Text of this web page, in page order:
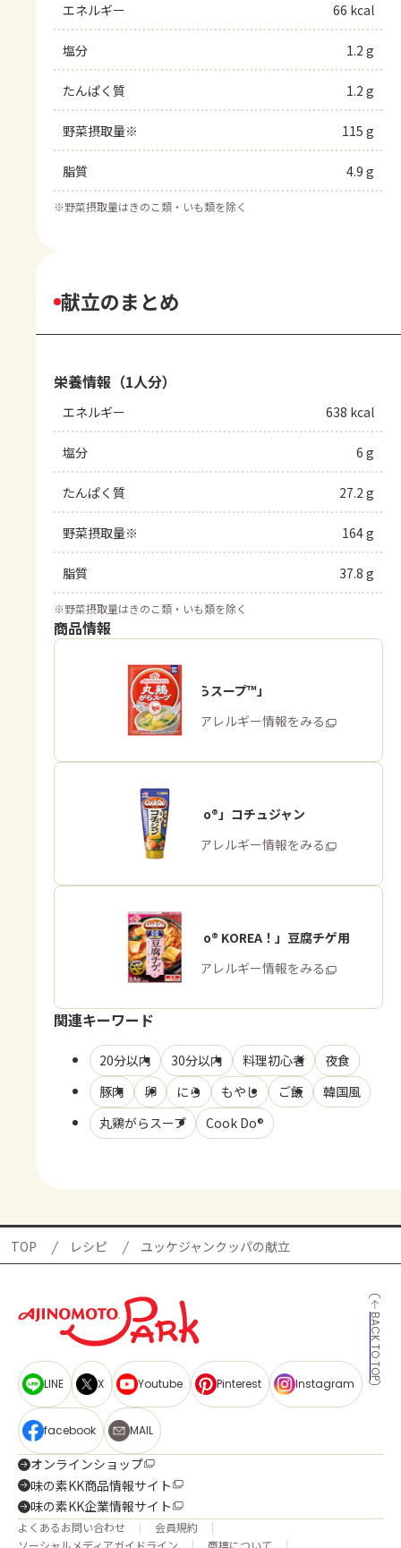
エネルギー 66 kcal
塩分 1.2 g
たんぱく質 1.2 g
野菜摂取量※ 115 g
脂質 4.9 g
※野菜摂取量はきのこ類・いも類を除く
献立のまとめ
栄養情報（1人分）
エネルギー 638 kcal
塩分 6 g
たんぱく質 27.2 g
野菜摂取量※ 164 g
脂質 37.8 g
※野菜摂取量はきのこ類・いも類を除く
商品情報
「丸鶏がらスープ™」
商品・アレルギー情報をみる
「Cook Do®」コチュジャン
商品・アレルギー情報をみる
「Cook Do® KOREA！」豆腐チゲ用
商品・アレルギー情報をみる
関連キーワード
20分以内 30分以内 料理初心者
夜食
豚肉
卵 にら もやし ご飯
韓国風
丸鶏がらスープ
Cook Do®
TOP レシピ ユッケジャンクッパの献立
BACK TO TOP
LINE X Youtube Pinterest Instagram
facebook MAIL
オンラインショップ
味の素KK商品情報サイト
味の素KK企業情報サイト
よくあるお問い合わせ
会員規約
ソーシャルメディアガイドライン
商標について